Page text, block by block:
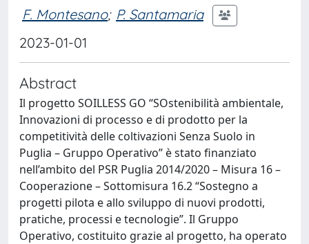
F. Montesano; P. Santamaria
2023-01-01
Abstract
Il progetto SOILLESS GO “SOstenibilità ambientale,
Innovazioni di processo e di prodotto per la
competitività delle coltivazioni Senza Suolo in
Puglia – Gruppo Operativo” è stato finanziato
nell’ambito del PSR Puglia 2014/2020 – Misura 16 –
Cooperazione – Sottomisura 16.2 “Sostegno a
progetti pilota e allo sviluppo di nuovi prodotti,
pratiche, processi e tecnologie”. Il Gruppo
Operativo, costituito grazie al progetto, ha operato